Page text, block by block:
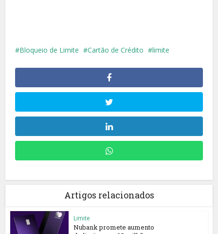
Bloqueio de Limite Cartão de Crédito limite
Artigos relacionados
Limite
Nubank promete aumento